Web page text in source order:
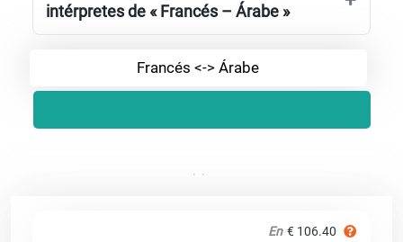
intérpretes de « Francés – Árabe »
Francés <-> Árabe
En € 106.40